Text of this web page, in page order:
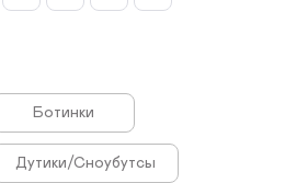
Ботинки
Дутики/Сноубутсы